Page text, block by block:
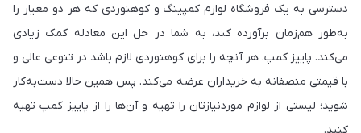
دسترسی به یک فروشگاه لوازم کمپینگ و کوهنوردی که هر دو معیار را
به‌طور هم‌زمان برآورده کند، به شما در حل این معادله کمک زیادی
می‌کند. پاییز کمپ، هر آنچه را برای کوهنوردی لازم باشد در تنوعی عالی و
با قیمتی منصفانه به خریداران عرضه می‌کند. پس همین حالا دست‌به‌کار
شوید؛ لیستی از لوازم موردنیازتان را تهیه و آن‌ها را از پاییز کمپ تهیه